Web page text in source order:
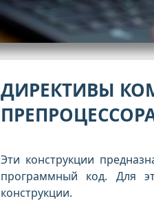
ДИРЕКТИВЫ
Эти конструкции
программный код. Для
конструкции.